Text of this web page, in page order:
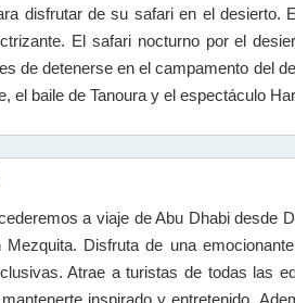
disfrutar de su safari en el desierto.
El safari nocturno por el
de detenerse en el campamento del
el baile de Tanoura y el espectáculo
a viaje de Abu Dhabi desde
Disfruta de una
Atrae a turistas de todas las
inspirado y entretenido.